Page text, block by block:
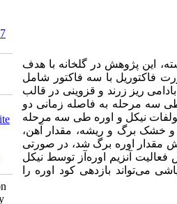
این پژوهش در گلخانه با هدف
فاکتوریل با سه فاکتور شامل
بادامی ریز زرند و قزوینی در قالب
10-8 برگی به‌صورت محلول‌پاشی طی سه مرحله به فاصله زمانی دو
نیکل و اوره طی سه مرحله
خشک برگ و ریشه، مقدار آهن،
مقدار اوره برگ شد، در صورتی‌
آنزیم اوره‌آز توسط نیکل
می‌تواند بازدهی کود اوره را